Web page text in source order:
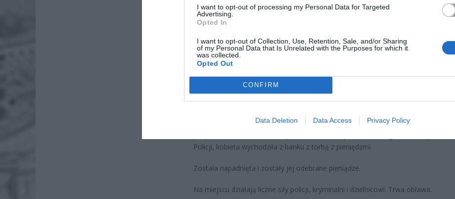
I want to opt-out of processing my Personal Data for Targeted
Advertising.
Opted In
I want to opt-out of Collection, Use, Retention, Sale, and/or Sharing
of my Personal Data that Is Unrelated with the Purposes for which it
was collected.
Opted Out
CONFIRM
Data Deletion Data Access Privacy Policy
ZOBACZ RÓWNIEŻ:
Lidl przecenił hit do kuchni. Air fryer tańszy aż o 150 zł, a to dopiero
początek
4 sierpnia 2026 16:06
Pieniądze dla milionów polskich rodzin. ZUS wypłacił już 173 mln zł.
Wnioski wciąż można składać
Policji, kobieta wychodziła z banku z torbą z pieniędzmi.
Została napadnięta i zostały jej odebrane pieniądze.
Na miejscu działają liczne siły policji, kryminalni i dzielnicowi. Trwa obława.